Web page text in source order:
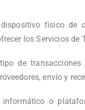
físico
los Servicios de
de
envío y
informático o